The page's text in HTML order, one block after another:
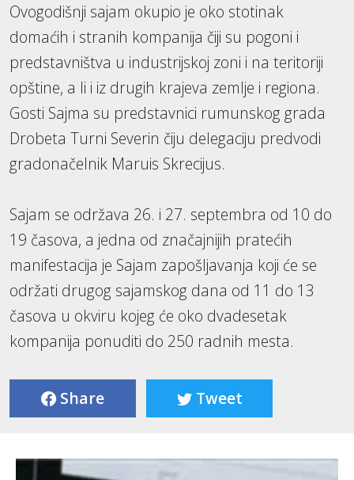
Ovogodišnji sajam okupio je oko stotinak
domaćih i stranih kompanija čiji su pogoni i
predstavništva u industrijskoj zoni i na teritoriji
opštine, a li i iz drugih krajeva zemlje i regiona.
Gosti Sajma su predstavnici rumunskog grada
Drobeta Turni Severin čiju delegaciju predvodi
gradonačelnik Maruis Skrecijus.
Sajam se održava 26. i 27. septembra od 10 do
19 časova, a jedna od značajnijih pratećih
manifestacija je Sajam zapošljavanja koji će se
održati drugog sajamskog dana od 11 do 13
časova u okviru kojeg će oko dvadesetak
kompanija ponuditi do 250 radnih mesta.
Share Tweet